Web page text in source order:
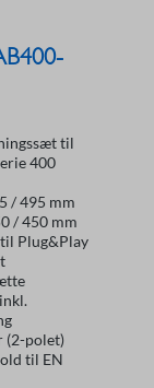
til
400
/ 495 mm
/ 450 mm
Plug&Play
(2-polet)
til EN